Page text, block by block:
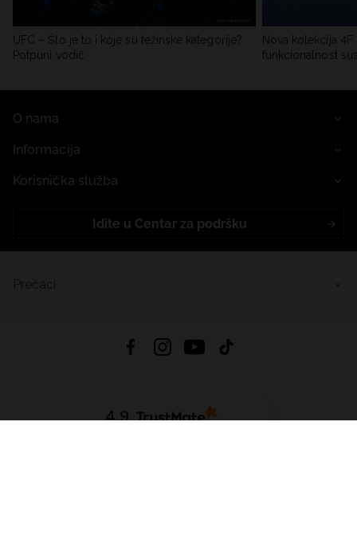
UFC – Što je to i koje su težinske kategorije?
Potpuni vodič
Nova kolekcija
funkcionalnost
O nama
Informacija
Korisnička služba
Idite u Centar za podršku
4.9